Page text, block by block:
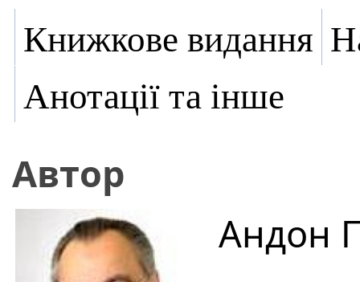
Книжкове видання
Анотації та інше
Автор
Андон